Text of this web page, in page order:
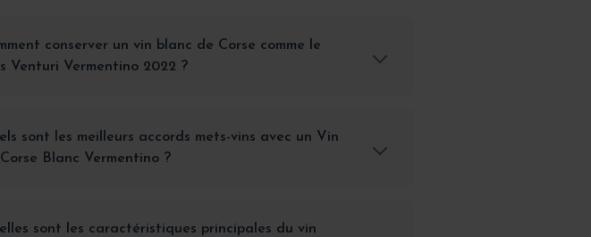
conserver un vin blanc de Corse comme le
Venturi Vermentino 2022 ?
sont les meilleurs accords mets-vins avec un Vin
Blanc Vermentino ?
sont les caractéristiques principales du vin